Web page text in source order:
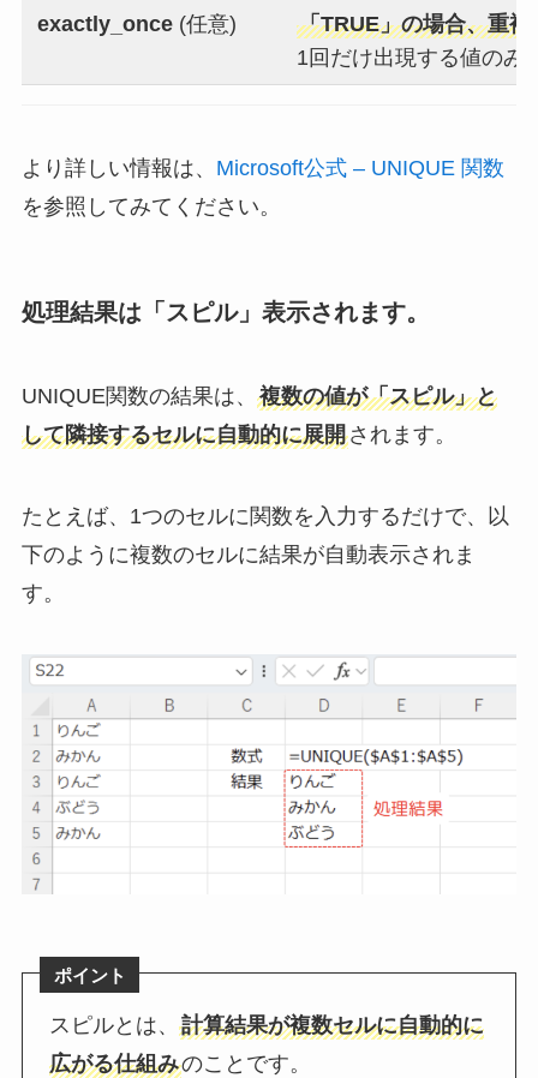
exactly_once (任意)
「TRUE」の場合、重
1回だけ出現する値のみ
より詳しい情報は、 Microsoft公式 – UNIQUE 関数
を参照してみてください。
処理結果は「スピル」表示されます。
UNIQUE関数の結果は、 複数の値が「スピル」と
して隣接するセルに自動的に展開されます。
たとえば、1つのセルに関数を入力するだけで、以
下のように複数のセルに結果が自動表示されま
す。
ポイント
スピルとは、計算結果が複数セルに自動的に
広がる仕組みのことです。